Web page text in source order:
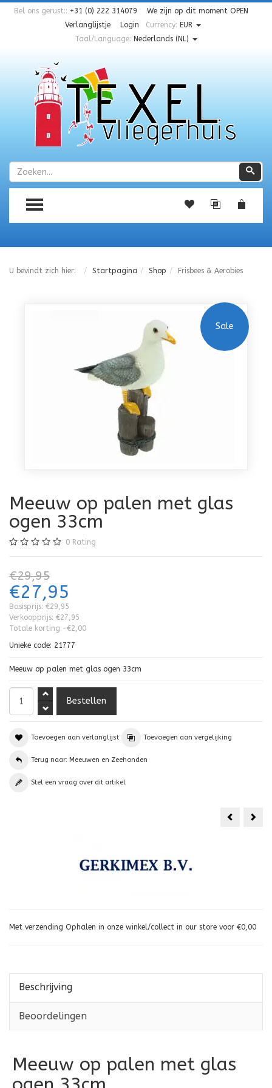
Bel ons gerust:: +31 (0) 222 314079 We zijn op dit moment OPEN
Verlanglijstje
Login Currency: EUR
Taal/Language: Nederlands (NL)
Zoeken
TOGGLE MENU
U bevindt zich hier: Startpagina Shop Frisbees & Aerobies
Sale
Meeuw op palen met glas
ogen 33cm
0 Rating
€29,95
€27,95
Basisprijs: €29,95
Verkoopprijs: €27,95
Totale korting: -€2,00
Unieke code: 21777
Meeuw op palen met glas ogen 33cm
Toevoegen aan verlanglijst Toevoegen aan vergelijking
Terug naar: Meeuwen en Zeehonden
Stel een vraag over dit artikel
Drijvende
Met verzending Ophalen in onze winkel/collect in our store voor €0,00
Beschrijving
Beoordelingen
Meeuw op palen met glas